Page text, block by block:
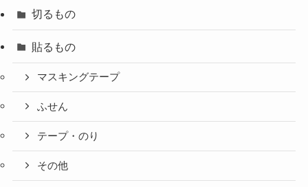
切るもの
貼るもの
マスキングテープ
ふせん
テープ・のり
その他